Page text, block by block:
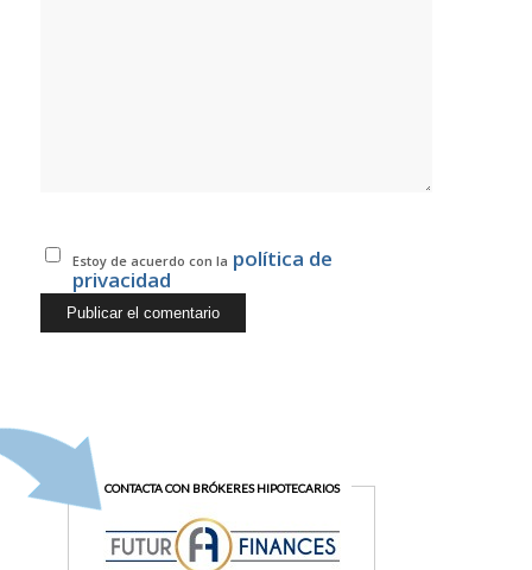
Estoy de acuerdo con la política de
privacidad